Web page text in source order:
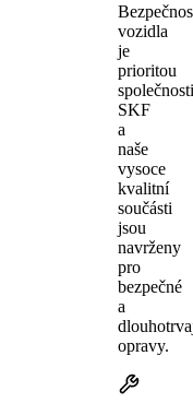
vozidla
je
prioritou
společnosti
SKF
a
naše
vysoce
kvalitní
součásti
jsou
navrženy
pro
bezpečné
a
opravy.